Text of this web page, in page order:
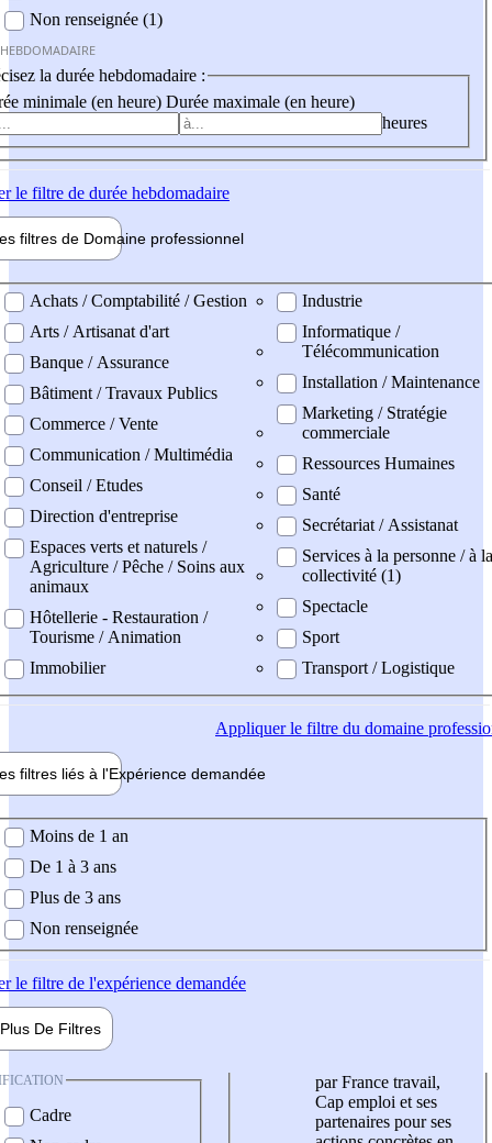
Non renseignée (1)
la durée hebdomadaire :
minimale (en heure) Durée maximale (en heure)
heures
le filtre de durée hebdomadaire
filtres de Domaine professionnel
professionel
Achats / Comptabilité / Gestion
Arts / Artisanat d'art
Banque / Assurance
Bâtiment / Travaux Publics
Commerce / Vente
Communication / Multimédia
Conseil / Etudes
Direction d'entreprise
Espaces verts et naturels /
Agriculture / Pêche / Soins aux
animaux
Hôtellerie - Restauration /
Tourisme / Animation
Immobilier
Industrie
Informatique /
Télécommunication
Installation / Maintenance
Marketing / Stratégie
commerciale
Ressources Humaines
Santé
Secrétariat / Assistanat
Services à la personne / à la
collectivité (1)
Spectacle
Sport
Transport / Logistique
Appliquerle filtre du domaine
filtres liés à l'Expérience demandée
demandée
Moins de 1 an
De 1 à 3 ans
Plus de 3 ans
Non renseignée
le filtre de l'expérience demandée
Plus De Filtres
Cadre
par France travail,
Cap emploi et ses
partenaires pour ses